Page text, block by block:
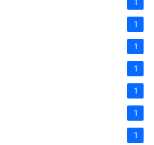
1
1
1
1
1
1
1